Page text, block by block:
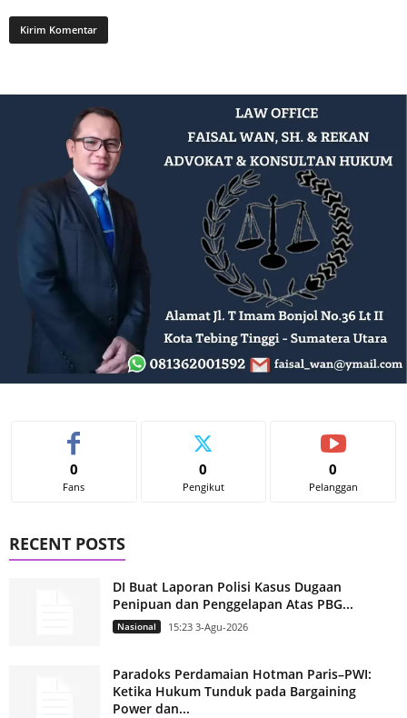
0
Fans
0
Pengikut
0
Pelanggan
RECENT POSTS
DI Buat Laporan Polisi Kasus Dugaan
Penipuan dan Penggelapan Atas PBG...
Nasional 15:23 3-Agu-2026
Paradoks Perdamaian Hotman Paris–PWI:
Ketika Hukum Tunduk pada Bargaining
Power dan...